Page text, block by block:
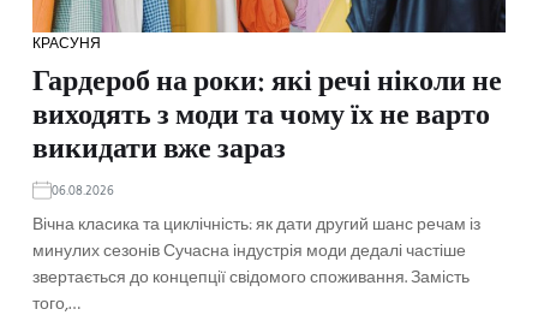
КРАСУНЯ
Гардероб на роки: які речі ніколи не
виходять з моди та чому їх не варто
викидати вже зараз
06.08.2026
Вічна класика та циклічність: як дати другий шанс речам із
минулих сезонів Сучасна індустрія моди дедалі частіше
звертається до концепції свідомого споживання. Замість
того,…